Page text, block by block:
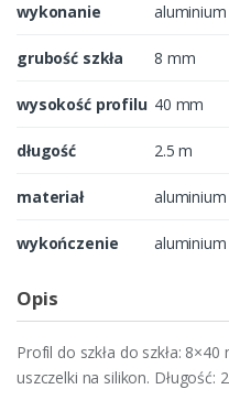
wykonanie
grubość szkła 8 mm
wysokość profilu 40 mm
długość 2.5 m
materiał aluminium
wykończenie
Opis
Profil do szkła do szkła:
uszczelki na silikon. Długość: